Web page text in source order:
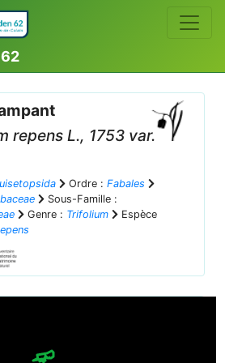
repens L., 1753 var.
Ordre : Fabales
Sous-Famille :
Genre : Trifolium
Espèce